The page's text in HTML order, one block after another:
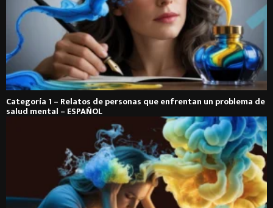
Categoría 1 – Relatos de personas que enfrentan un problema de
salud mental – ESPAÑOL